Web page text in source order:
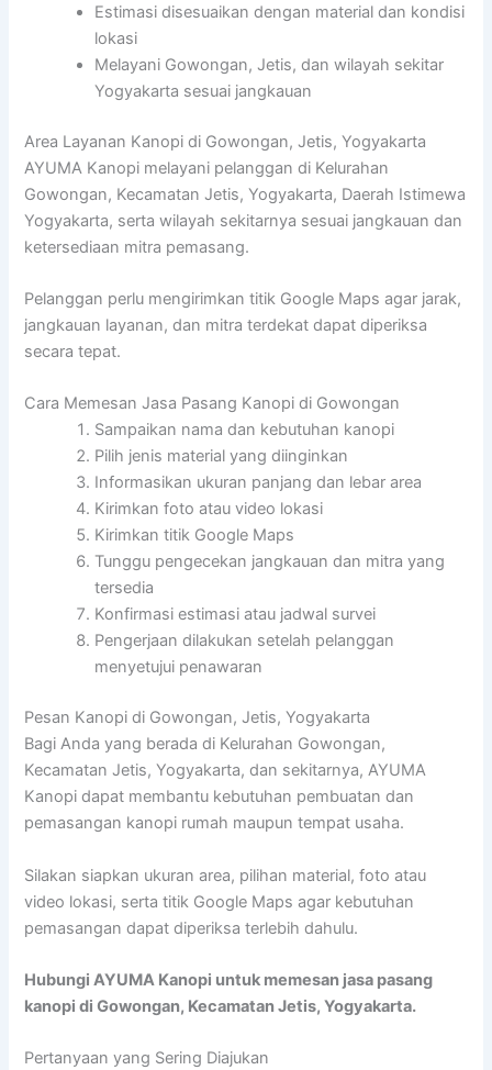
Estimasi disesuaikan dengan material dan kondisi
lokasi
Melayani Gowongan, Jetis, dan wilayah sekitar
Yogyakarta sesuai jangkauan
Area Layanan Kanopi di Gowongan, Jetis, Yogyakarta
AYUMA Kanopi melayani pelanggan di Kelurahan
Gowongan, Kecamatan Jetis, Yogyakarta, Daerah Istimewa
Yogyakarta, serta wilayah sekitarnya sesuai jangkauan dan
ketersediaan mitra pemasang.
Pelanggan perlu mengirimkan titik Google Maps agar jarak,
jangkauan layanan, dan mitra terdekat dapat diperiksa
secara tepat.
Cara Memesan Jasa Pasang Kanopi di Gowongan
Sampaikan nama dan kebutuhan kanopi
Pilih jenis material yang diinginkan
Informasikan ukuran panjang dan lebar area
Kirimkan foto atau video lokasi
Kirimkan titik Google Maps
Tunggu pengecekan jangkauan dan mitra yang
tersedia
Konfirmasi estimasi atau jadwal survei
Pengerjaan dilakukan setelah pelanggan
menyetujui penawaran
Pesan Kanopi di Gowongan, Jetis, Yogyakarta
Bagi Anda yang berada di Kelurahan Gowongan,
Kecamatan Jetis, Yogyakarta, dan sekitarnya, AYUMA
Kanopi dapat membantu kebutuhan pembuatan dan
pemasangan kanopi rumah maupun tempat usaha.
Silakan siapkan ukuran area, pilihan material, foto atau
video lokasi, serta titik Google Maps agar kebutuhan
pemasangan dapat diperiksa terlebih dahulu.
Hubungi AYUMA Kanopi untuk memesan jasa pasang
kanopi di Gowongan, Kecamatan Jetis, Yogyakarta.
Pertanyaan yang Sering Diajukan